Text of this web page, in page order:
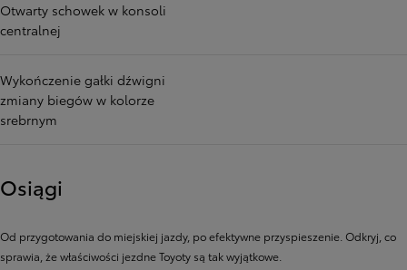
Otwarty schowek w konsoli
centralnej
Wykończenie gałki dźwigni
zmiany biegów w kolorze
srebrnym
Osiągi
Od przygotowania do miejskiej jazdy, po efektywne przyspieszenie. Odkryj, co
sprawia, że ​​właściwości jezdne Toyoty są tak wyjątkowe.